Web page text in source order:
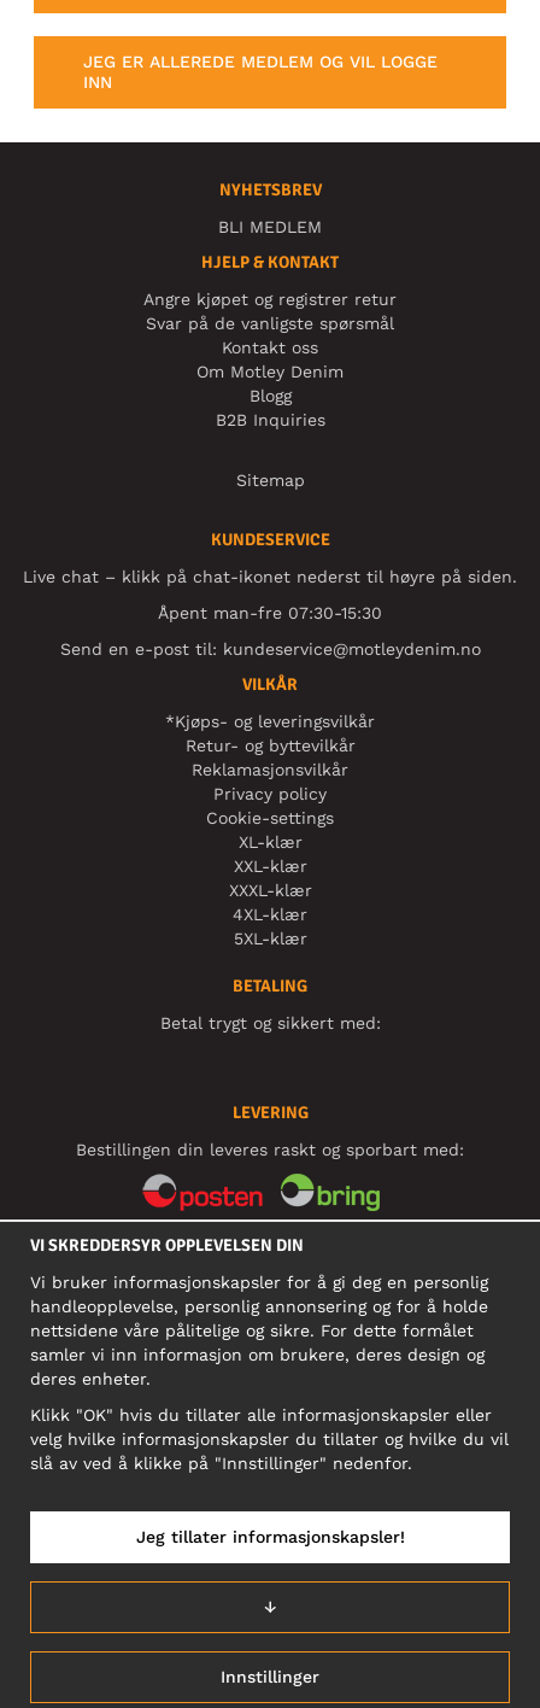
JEG ER ALLEREDE MEDLEM OG VIL LOGGE
INN
NYHETSBREV
BLI MEDLEM
HJELP & KONTAKT
Angre kjøpet og registrer retur
Svar på de vanligste spørsmål
Kontakt oss
Om Motley Denim
Blogg
B2B Inquiries
Sitemap
KUNDESERVICE
Live chat – klikk på chat-ikonet nederst til høyre på siden.
Åpent man-fre 07:30-15:30
Send en e-post til: kundeservice@motleydenim.no
VILKÅR
*Kjøps- og leveringsvilkår
Retur- og byttevilkår
Reklamasjonsvilkår
Privacy policy
Cookie-settings
XL-klær
XXL-klær
XXXL-klær
4XL-klær
5XL-klær
BETALING
Betal trygt og sikkert med:
LEVERING
Bestillingen din leveres raskt og sporbart med:
SOSIALE MEDIER
BEDRIFT
911 891 581 MVA
NB! Ikke bruk denne adressen til å sende produkter i retur!
NORGE/NORSK
VI SKREDDERSYR OPPLEVELSEN DIN
Vi bruker informasjonskapsler for å gi deg en personlig
handleopplevelse, personlig annonsering og for å holde
nettsidene våre pålitelige og sikre. For dette formålet
samler vi inn informasjon om brukere, deres design og
deres enheter.
Klikk "OK" hvis du tillater alle informasjonskapsler eller
velg hvilke informasjonskapsler du tillater og hvilke du vil
slå av ved å klikke på "Innstillinger" nedenfor.
Innstillinger
↓
Jeg tillater informasjonskapsler!